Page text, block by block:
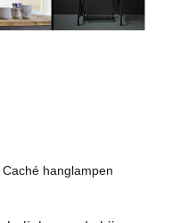
Caché hanglampen